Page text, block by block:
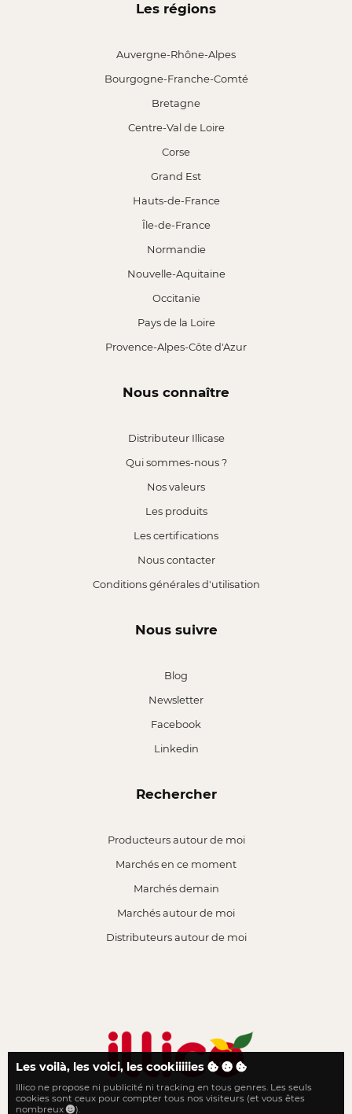
Les régions
Auvergne-Rhône-Alpes
Bourgogne-Franche-Comté
Bretagne
Centre-Val de Loire
Corse
Grand Est
Hauts-de-France
Île-de-France
Normandie
Nouvelle-Aquitaine
Occitanie
Pays de la Loire
Provence-Alpes-Côte d'Azur
Nous connaître
Distributeur Illicase
Qui sommes-nous ?
Nos valeurs
Les produits
Les certifications
Nous contacter
Conditions générales d'utilisation
Nous suivre
Blog
Newsletter
Facebook
Linkedin
Rechercher
Producteurs autour de moi
Marchés en ce moment
Marchés demain
Marchés autour de moi
Distributeurs autour de moi
Le local n'a jamais été aussi proche
Les voilà, les voici, les cookiiiiies
Illico ne propose ni publicité ni tracking en tous genres. Les seuls
cookies sont ceux pour compter tous nos visiteurs (et vous êtes
nombreux
).